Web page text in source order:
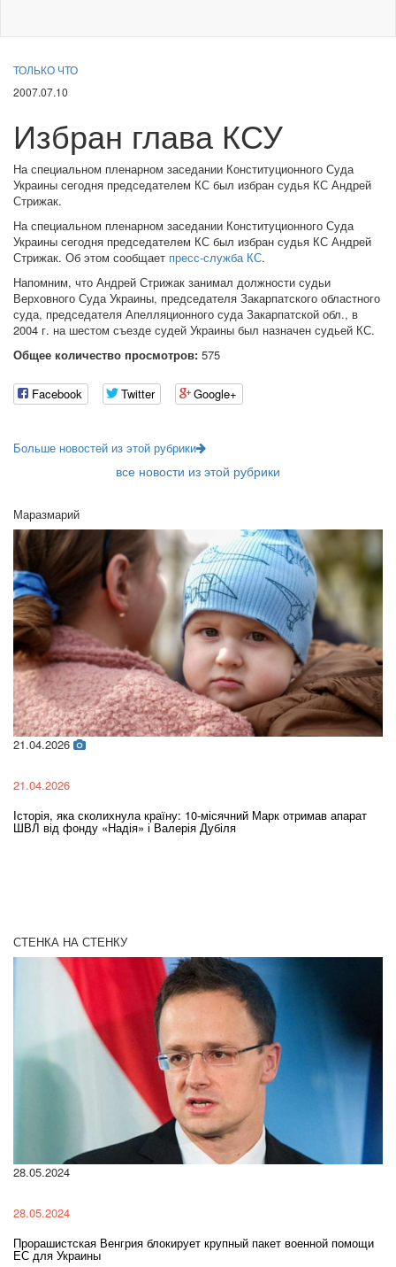
ТОЛЬКО ЧТО
2007.07.10
Избран глава КСУ
На специальном пленарном заседании Конституционного Суда
Украины сегодня председателем КС был избран судья КС Андрей
Стрижак.
На специальном пленарном заседании Конституционного Суда
Украины сегодня председателем КС был избран судья КС Андрей
Стрижак. Об этом сообщает пресс-служба КС.
Напомним, что Андрей Стрижак занимал должности судьи
Верховного Суда Украины, председателя Закарпатского областного
суда, председателя Апелляционного суда Закарпатской обл., в
2004 г. на шестом съезде судей Украины был назначен судьей КС.
Общее количество просмотров: 575
Facebook Twitter Google+
Больше новостей из этой рубрики
все новости из этой рубрики
Маразмарий
21.04.2026
21.04.2026
Історія, яка сколихнула країну: 10-місячний Марк отримав апарат
ШВЛ від фонду «Надія» і Валерія Дубіля
СТЕНКА НА СТЕНКУ
28.05.2024
28.05.2024
Прорашистская Венгрия блокирует крупный пакет военной помощи
ЕС для Украины